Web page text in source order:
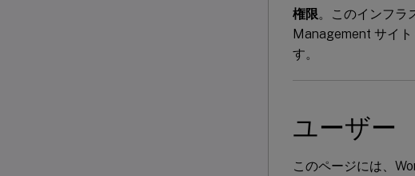
権限。このインフラ
Management サイト
す。
ユーザー
このページには、